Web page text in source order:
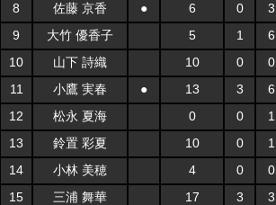
8
佐藤 京香 ● 6 0 3
9
大竹 優香子 5 1 6
10
山下 詩織 10 0 0
11
小鷹 実春 ● 13 3 6
12
松永 夏海 0 0 1
13
鈴置 彩夏 10 0 1
14
小林 美穂 4 0 0
15
三浦 舞華 17 3 3